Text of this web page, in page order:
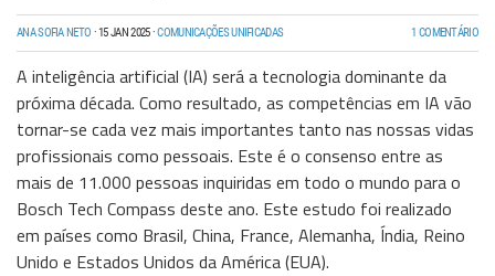
Segurança
High Tech
Hosting/Cloud
I&D
Opinião
Storage
Wireless
ANA SOFIA NETO ·15 JAN 2025·COMUNICAÇÕES UNIFICADAS 1 COMENTÁRIO
A inteligência artificial (IA) será a tecnologia dominante da
próxima década. Como resultado, as competências em IA vão
tornar-se cada vez mais importantes tanto nas nossas vidas
profissionais como pessoais. Este é o consenso entre as
mais de 11.000 pessoas inquiridas em todo o mundo para o
Bosch Tech Compass deste ano. Este estudo foi realizado
em países como Brasil, China, France, Alemanha, Índia, Reino
Unido e Estados Unidos da América (EUA).